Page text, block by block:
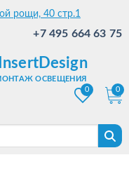
рощи, 40 стр.1
+7 495 664 63 75
ОСВЕЩЕНИЯ
0
0